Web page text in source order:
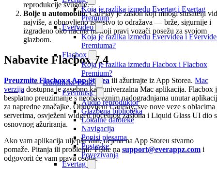
Koja je razlika između Evertag i Evertag
Premium
Evervideo
Koja je razlika između Evervidea i
Premiuma?
Flacbox
Koja je razlika između Flacbox i Flacbox
Premium?
Korisnički vodič
Evermusic
Audio reproduktor
Glazbena biblioteka
Lokalne datoteke
Navigacija
Popisi pjesama
Postavke
Povezivanja
Evertag
reprodukcije svugdje.
Bolje u automobilu.CarPlay je zaslon koji mnogi slušatelji
najviše, a obnovljeno iskustvo to odražava — brže, sigurnije i
izgrađeno oko načina na koji pravi vozači posežu za svojom
glazbom.
Nabavite Flacbox 7.4
Preuzmite Flacbox s App Storea ili ažurirajte iz App Storea. Mac
verzija dostupna je zasebno kao univerzalna Mac aplikacija. Flacbox
besplatno preuzimanje s neobaveznim nadogradnjama unutar
za napredne značajke. Obnovljeni CarPlay, sve nove veze s oblacima
serverima, osvježeni widgeti početnog zaslona i Liquid Glass UI dio
osnovnog ažuriranja.
Ako vam aplikacija uljepša dan, ocjena na App Storeu stvarno
pomaže. Pitanja ili problemi? Pišite na support@everappz.com i
odgovorit će vam prava osoba.